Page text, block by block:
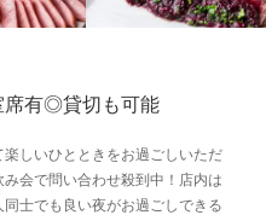
席有◎貸切も可能
しいひとときをお過ごしいただ
会で問い合わせ殺到中！店内は
士でも良い夜がお過ごしできる